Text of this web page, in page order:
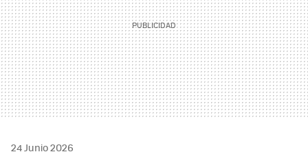
24 Junio 2026